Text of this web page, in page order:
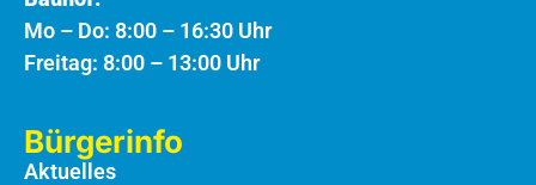
Mo – Do: 8:00 – 16:30 Uhr
Freitag: 8:00 – 13:00 Uhr
Bürgerinfo
Aktuelles